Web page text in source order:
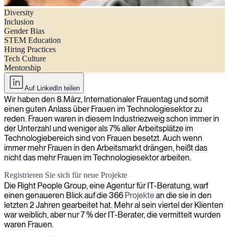
Warum arbeiten so wenige Frauen im Technologiesektor?
Diversity
Inclusion
Gender Bias
STEM Education
Hiring Practices
Tech Culture
Mentorship
Auf LinkedIn teilen
Wir haben den 8.März, Internationaler Frauentag und somit
einen guten Anlass über Frauen im Technologiesektor zu
reden. Frauen waren in diesem Industriezweig schon immer in
der Unterzahl und weniger als 7% aller Arbeitsplätze im
Technologiebereich sind von Frauen besetzt. Auch wenn
immer mehr Frauen in den Arbeitsmarkt drängen, heißt das
nicht das mehr Frauen im Technologiesektor arbeiten.
Registrieren Sie sich für neue Projekte
Die Right People Group, eine Agentur für IT-Beratung, warf
einen genaueren Blick auf die 366 Projektean die sie in den
letzten 2 Jahren gearbeitet hat. Mehr al sein viertel der Klienten
war weiblich, aber nur 7 % der IT-Berater, die vermittelt wurden
waren Frauen.